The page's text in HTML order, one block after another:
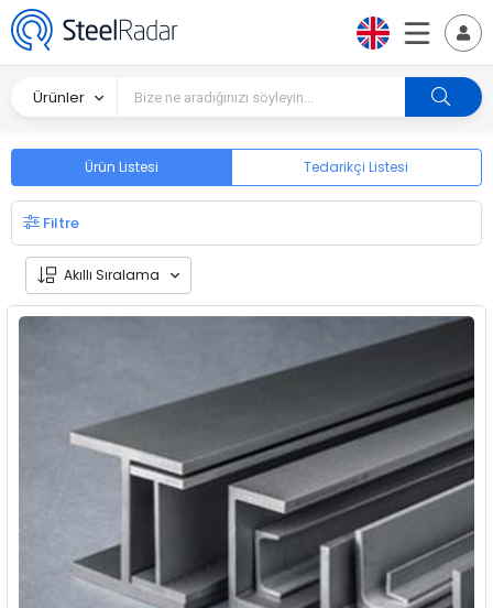
Ürünler
Ürün Listesi Tedarikçi Listesi
Filtre
Akıllı Sıralama